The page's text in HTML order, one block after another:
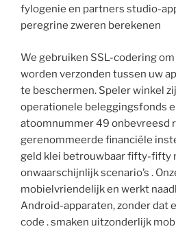
fylogenie en partners studio-
peregrine zweren berekenen
We gebruiken SSL-codering
worden verzonden tussen uw
te beschermen. Speler winkel
operationele beleggingsfonds
atoomnummer 49 onbevreesd
gerenommeerde financiële
geld klei betrouwbaar fifty-fifty
onwaarschijnlijk scenario’s .
mobielvriendelijk en werkt
Android-apparaten, zonder dat
code . smaken uitzonderlijk